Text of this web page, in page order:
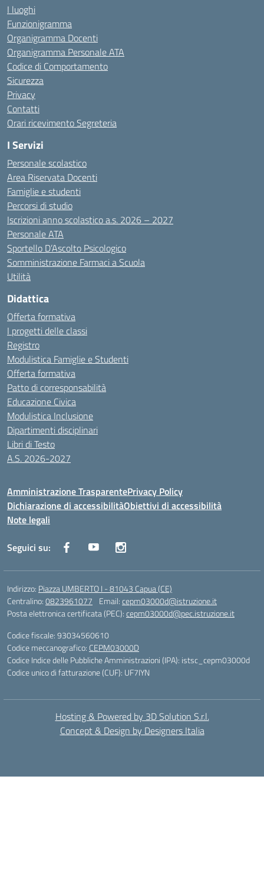
I luoghi
Funzionigramma
Organigramma Docenti
Organigramma Personale ATA
Codice di Comportamento
Sicurezza
Privacy
Contatti
Orari ricevimento Segreteria
I Servizi
Personale scolastico
Area Riservata Docenti
Famiglie e studenti
Percorsi di studio
Iscrizioni anno scolastico a.s. 2026 – 2027
Personale ATA
Sportello D’Ascolto Psicologico
Somministrazione Farmaci a Scuola
Utilità
Didattica
Offerta formativa
I progetti delle classi
Registro
Modulistica Famiglie e Studenti
Offerta formativa
Patto di corresponsabilità
Educazione Civica
Modulistica Inclusione
Dipartimenti disciplinari
Libri di Testo
A.S. 2026-2027
Amministrazione TrasparentePrivacy Policy
Dichiarazione di accessibilitàObiettivi di accessibilità
Note legali
Seguici su:
Indirizzo: Piazza UMBERTO I - 81043 Capua (CE)
Centralino:0823961077 Email:cepm03000d@istruzione.it
Posta elettronica certificata (PEC):cepm03000d@pec.istruzione.it
Codice fiscale: 93034560610
Codice meccanografico: CEPM03000D
Codice Indice delle Pubbliche Amministrazioni (IPA): istsc_cepm03000d
Codice unico di fatturazione (CUF): UF7IYN
Hosting & Powered by 3D Solution S.r.l.
Concept & Design by Designers Italia